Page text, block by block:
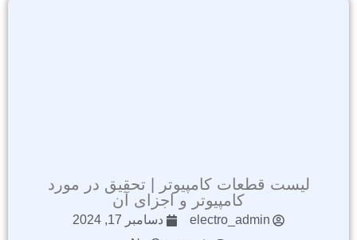
لیست قطعات کامپیوتر | تحقیق در مورد
کامپیوتر و اجزای آن
electro_admin
دسامبر 17, 2024